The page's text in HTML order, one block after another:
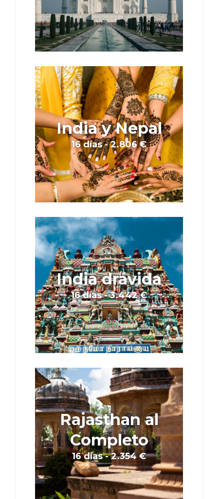
India y Nepal
16 días - 2.806 €
India drávida
16 días - 3.442 €
Rajasthan al
Completo
16 días - 2.354 €